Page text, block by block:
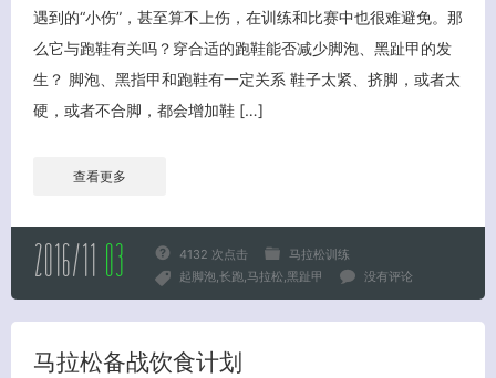
遇到的“小伤”，甚至算不上伤，在训练和比赛中也很难避免。那
么它与跑鞋有关吗？穿合适的跑鞋能否减少脚泡、黑趾甲的发
生？ 脚泡、黑指甲和跑鞋有一定关系 鞋子太紧、挤脚，或者太
硬，或者不合脚，都会增加鞋 […]
查看更多
2016/11 03 4132 次点击
马拉松训练
起脚泡 长跑 马拉松 黑趾甲 没有评论
马拉松备战饮食计划